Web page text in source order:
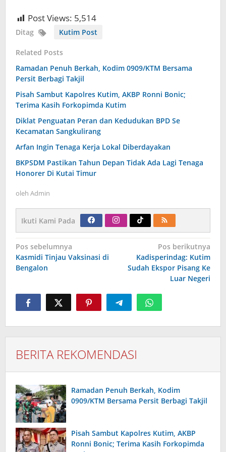
Post Views: 5,514
Ditag Kutim Post
Related Posts
Ramadan Penuh Berkah, Kodim 0909/KTM Bersama
Persit Berbagi Takjil
Pisah Sambut Kapolres Kutim, AKBP Ronni Bonic;
Terima Kasih Forkopimda Kutim
Diklat Penguatan Peran dan Kedudukan BPD Se
Kecamatan Sangkulirang
Arfan Ingin Tenaga Kerja Lokal Diberdayakan
BKPSDM Pastikan Tahun Depan Tidak Ada Lagi Tenaga
Honorer Di Kutai Timur
oleh Admin
Ikuti Kami Pada
Navigasi
pos
Pos sebelumnya
Kasmidi Tinjau Vaksinasi di
Bengalon
Pos berikutnya
Kadisperindag: Kutim
Sudah Ekspor Pisang Ke
Luar Negeri
BERITA REKOMENDASI
Ramadan Penuh Berkah, Kodim
0909/KTM Bersama Persit Berbagi Takjil
Pisah Sambut Kapolres Kutim, AKBP
Ronni Bonic; Terima Kasih Forkopimda